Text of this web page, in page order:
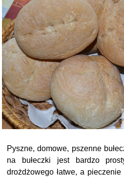
Pyszne, domowe, pszenne
na bułeczki jest bardzo
drożdżowego łatwe, a